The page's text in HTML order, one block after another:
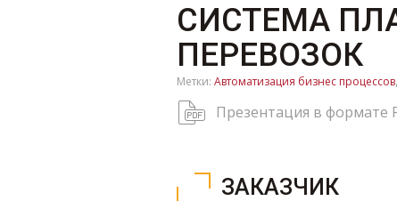
СИСТЕМА
ПЕРЕВОЗОК
Метки: Автоматизация бизнес процессов,
Презентация в формате
ЗАКАЗЧИК